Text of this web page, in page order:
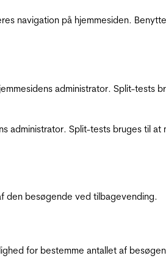
navigation på hjemmesiden.
administrator. Split-
administrator. Split-tests bruges til
den besøgende ved tilbagevending.
for bestemme antallet af